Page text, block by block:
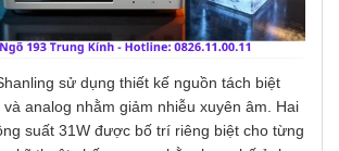
sử dụng thiết kế nguồn tách biệt
analog nhằm giảm nhiễu xuyên âm. Hai
suất 31W được bố trí riêng biệt cho từng